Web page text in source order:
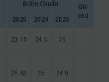
Điểm Chuẩn
Ghi
chú
2025 2024 2023
23.75 24.5 24
25.63 25 24.8